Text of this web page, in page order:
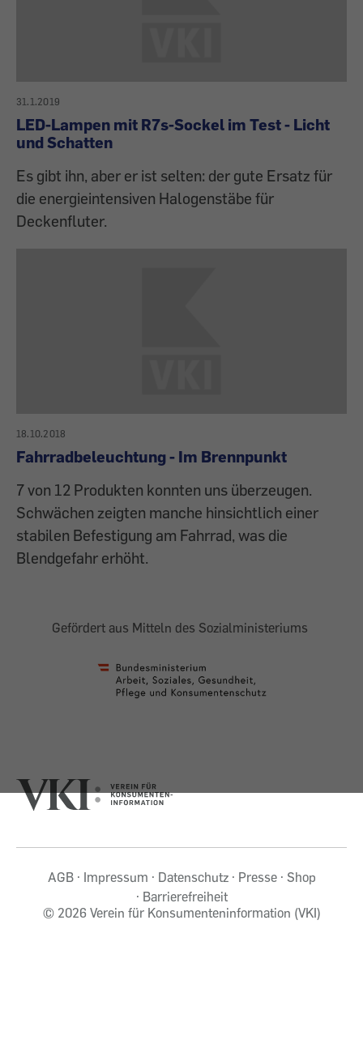
31.1.2019
LED-Lampen mit R7s-Sockel im Test - Licht
und Schatten
Es gibt ihn, aber er ist selten: der gute Ersatz für
die energieintensiven Halogenstäbe für
Deckenfluter.
18.10.2018
Fahrradbeleuchtung - Im Brennpunkt
7 von 12 Produkten konnten uns überzeugen.
Schwächen zeigten manche hinsichtlich einer
stabilen Befestigung am Fahrrad, was die
Blendgefahr erhöht.
Gefördert aus Mitteln des Sozialministeriums
AGB Impressum Datenschutz Presse
Shop
Barrierefreiheit
© 2026 Verein für Konsumenteninformation (VKI)